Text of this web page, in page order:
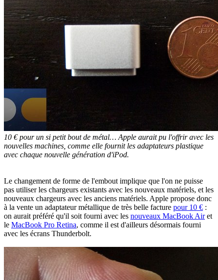
10 € pour un si petit bout de métal… Apple aurait pu l'offrir avec les
nouvelles machines, comme elle fournit les adaptateurs plastique
avec chaque nouvelle génération d'iPod.
Le changement de forme de l'embout implique que l'on ne puisse
pas utiliser les chargeurs existants avec les nouveaux matériels, et les
nouveaux chargeurs avec les anciens matériels. Apple propose donc
à la vente un adaptateur métallique de très belle facture pour 10 € :
on aurait préféré qu'il soit fourni avec les nouveaux MacBook Airet
le MacBook Pro Retina, comme il est d'ailleurs désormais fourni
avec les écrans Thunderbolt.